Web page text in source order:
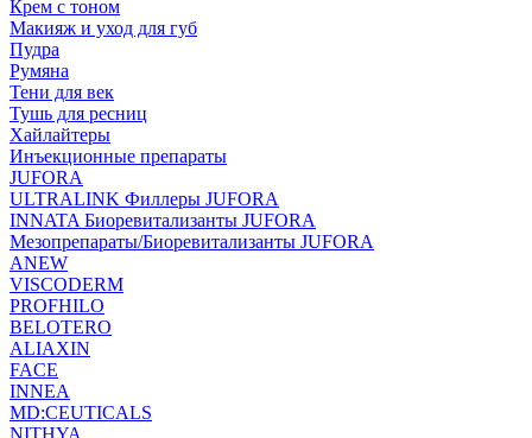
Крем с тоном
Макияж и уход для губ
Пудра
Румяна
Тени для век
Тушь для ресниц
Хайлайтеры
Инъекционные препараты
JUFORA
ULTRALINK Филлеры JUFORA
INNATA Биоревитализанты JUFORA
Мезопрепараты/Биоревитализанты JUFORA
ANEW
VISCODERM
PROFHILO
BELOTERO
ALIAXIN
FACE
INNEA
MD:CEUTICALS
NITHYA